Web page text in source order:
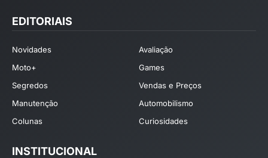
EDITORIAIS
Novidades
Avaliação
Moto+
Games
Segredos
Vendas e Preços
Manutenção
Automobilismo
Colunas
Curiosidades
INSTITUCIONAL